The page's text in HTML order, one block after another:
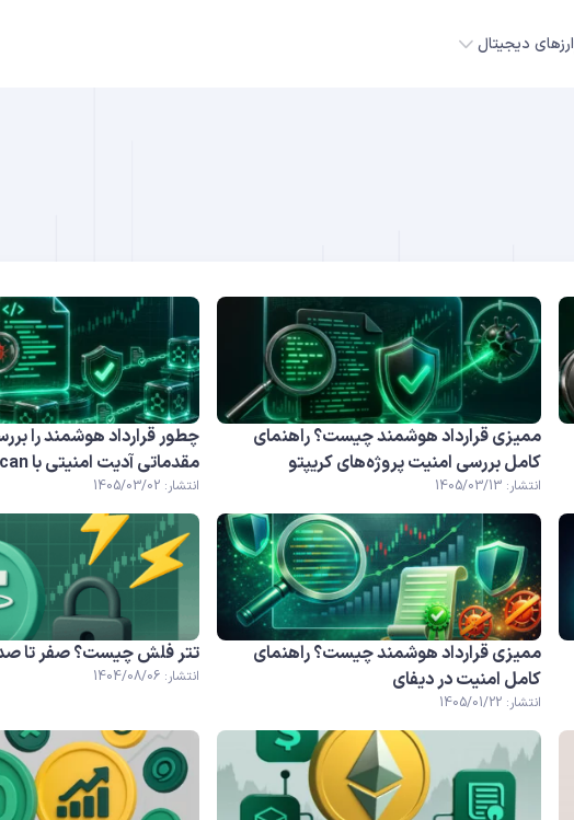
ارزهای دیجیتال
SOL
DOGE
ADA
ممیزی قرارداد هوشمند چیست؟ راهنمای
کامل بررسی امنیت پروژه‌های کریپتو
انتشار: 1405/03/13
چطور قرارداد هوشمند را
مقدماتی آدیت امنیتی با Etherscan
انتشار: 1405/03/02
ممیزی قرارداد هوشمند چیست؟ راهنمای
کامل امنیت در دیفای
انتشار: 1405/01/22
تتر فلش چیست؟ صفر تا
انتشار: 1404/08/06